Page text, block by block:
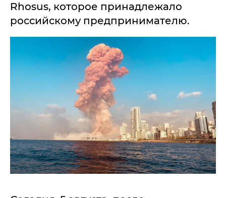
Rhosus, которое принадлежало
российскому предпринимателю.